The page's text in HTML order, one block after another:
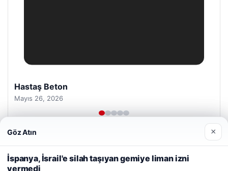
Enes Kaplan Avukatlık Bürosu
Nisan 28, 2026
kullanıyoruz.Çerez Politikamız
Göz Atın ×
İspanya, İsrail'e silah taşıyan gemiye liman izni
vermedi